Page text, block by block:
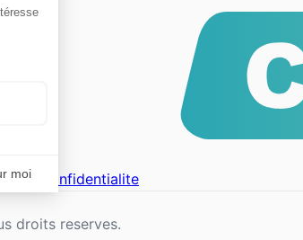
Confidentialite
droits reserves.